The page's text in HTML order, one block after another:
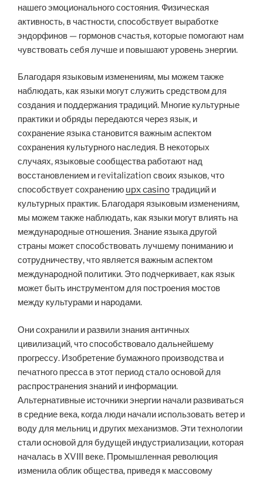
нашего эмоционального состояния. Физическая
активность, в частности, способствует выработке
эндорфинов — гормонов счастья, которые помогают нам
чувствовать себя лучше и повышают уровень энергии.
Благодаря языковым изменениям, мы можем также
наблюдать, как языки могут служить средством для
создания и поддержания традиций. Многие культурные
практики и обряды передаются через язык, и
сохранение языка становится важным аспектом
сохранения культурного наследия. В некоторых
случаях, языковые сообщества работают над
восстановлением и revitalization своих языков, что
способствует сохранению upx casinoтрадиций и
культурных практик. Благодаря языковым изменениям,
мы можем также наблюдать, как языки могут влиять на
международные отношения. Знание языка другой
страны может способствовать лучшему пониманию и
сотрудничеству, что является важным аспектом
международной политики. Это подчеркивает, как язык
может быть инструментом для построения мостов
между культурами и народами.
Они сохранили и развили знания античных
цивилизаций, что способствовало дальнейшему
прогрессу. Изобретение бумажного производства и
печатного пресса в этот период стало основой для
распространения знаний и информации.
Альтернативные источники энергии начали развиваться
в средние века, когда люди начали использовать ветер и
воду для мельниц и других механизмов. Эти технологии
стали основой для будущей индустриализации, которая
началась в XVIII веке. Промышленная революция
изменила облик общества, приведя к массовому